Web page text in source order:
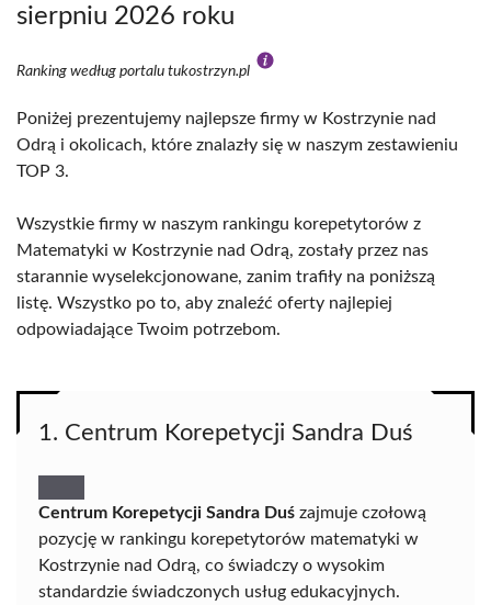
sierpniu 2026 roku
Ranking według portalu tukostrzyn.pl
Poniżej prezentujemy najlepsze firmy w Kostrzynie nad
Odrą i okolicach, które znalazły się w naszym zestawieniu
TOP 3.
Wszystkie firmy w naszym rankingu korepetytorów z
Matematyki w Kostrzynie nad Odrą, zostały przez nas
starannie wyselekcjonowane, zanim trafiły na poniższą
listę. Wszystko po to, aby znaleźć oferty najlepiej
odpowiadające Twoim potrzebom.
1. Centrum Korepetycji Sandra Duś
Centrum Korepetycji Sandra Duś zajmuje czołową
pozycję w rankingu korepetytorów matematyki w
Kostrzynie nad Odrą, co świadczy o wysokim
standardzie świadczonych usług edukacyjnych.